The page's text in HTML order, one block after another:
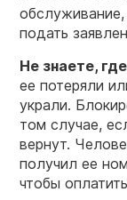
подать
Не знаете,
ее потеряли
украли.
том случае,
вернут.
получил ее
чтобы